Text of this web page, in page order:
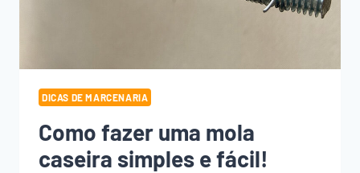
DICAS DE MARCENARIA
Como fazer uma mola
caseira simples e fácil!